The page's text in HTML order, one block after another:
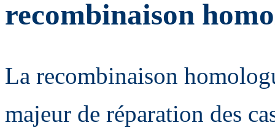
recombinaison
La recombinaison
majeur de réparation des